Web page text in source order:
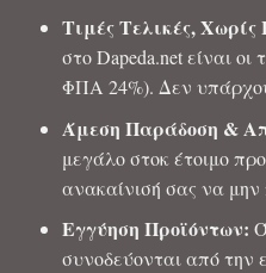
Τιμές Τελικές, Χωρίς
στο Dapeda.net είναι οι
ΦΠΑ 24%). Δεν
Άμεση Παράδοση &
μεγάλο στοκ έτοιμο
ανακαίνισή σας να μην
Εγγύηση Προϊόντων:
συνοδεύονται από την